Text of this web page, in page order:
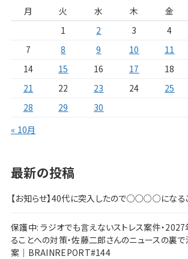
月
火 水 木 金
1
2 3 4
7
8 9 10 11
14
15 16 17 18
21
22 23 24 25
28
29
30
« 10月
最新の投稿
【お知らせ】40代に突入したので○○○○になる
保護中: ラジオでも言えないストレス案件・
ることへの対策・佐藤二郎さんのニュースの裏
案｜BRAINREPORT#144